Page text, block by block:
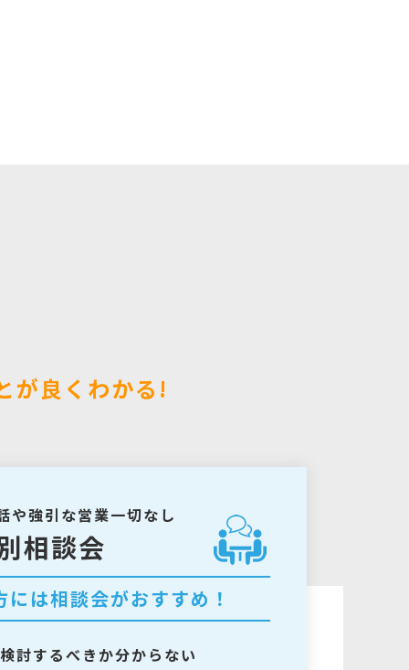
が良くわかる!
や強引な営業一切なし
相談会
には相談会がおすすめ！
討するべきか分からない